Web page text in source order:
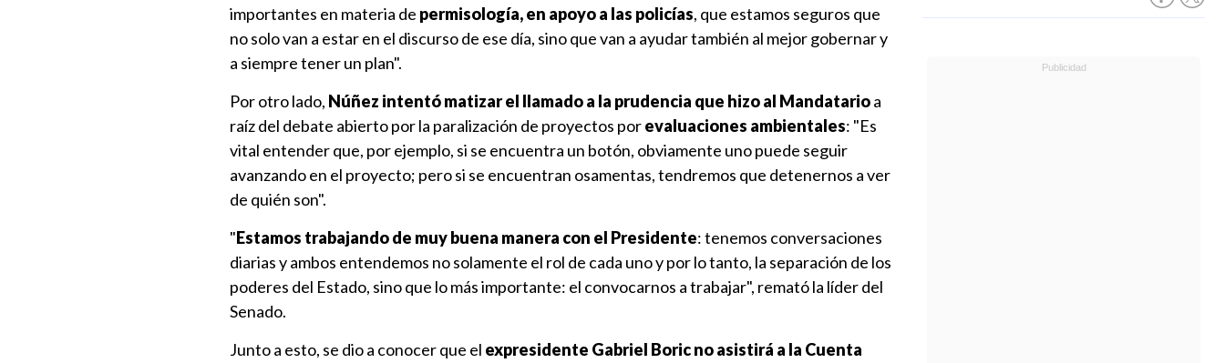
importantes en materia de permisología, en apoyo a las policías, que estamos seguros que
no solo van a estar en el discurso de ese día, sino que van a ayudar también al mejor gobernar y
a siempre tener un plan".
Por otro lado, Núñez intentó matizar el llamado a la prudencia que hizo al Mandatarioa
raíz del debate abierto por la paralización de proyectos porevaluaciones ambientales: "Es
vital entender que, por ejemplo, si se encuentra un botón, obviamente uno puede seguir
avanzando en el proyecto; pero si se encuentran osamentas, tendremos que detenernos a ver
de quién son".
"Estamos trabajando de muy buena manera con el Presidente: tenemos conversaciones
diarias y ambos entendemos no solamente el rol de cada uno y por lo tanto, la separación de los
poderes del Estado, sino que lo más importante: el convocarnos a trabajar", remató la líder del
Senado.
Junto a esto, se dio a conocer que el expresidente Gabriel Boric no asistirá a la Cuenta